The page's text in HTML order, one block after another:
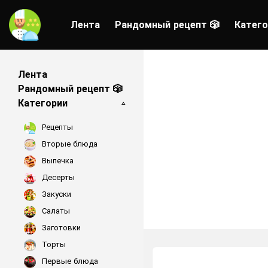
Лента Рандомный рецепт 🎲
Лента
Рандомный рецепт 🎲
Категории
Рецепты
Вторые блюда
Выпечка
Десерты
Закуски
Салаты
Заготовки
Торты
Первые блюда